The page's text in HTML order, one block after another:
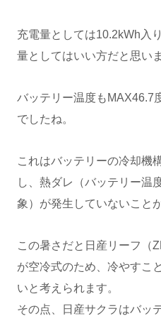
充電量としては10.2kWh入
量としてはいい方だと思いま
バッテリー温度もMAX46.7
でしたね。
これはバッテリーの冷却機
し、熱ダレ（バッテリー温
象）が発生していないこと
この暑さだと日産リーフ（
が空冷式のため、冷やすこ
いと考えられます。
その点、日産サクラはバッ